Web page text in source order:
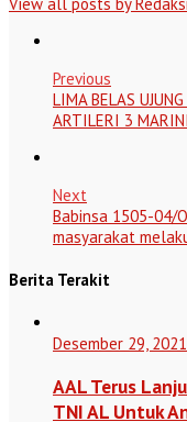
Previous
LIMA BELAS
ARTILERI 3
Next
Babinsa 1505-04/
masyarakat
Berita Terakit
Desember 29, 2021
AAL Terus
TNI AL Untuk